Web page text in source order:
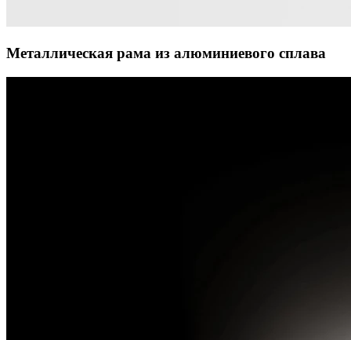
Металлическая рама из алюминиевого сплава